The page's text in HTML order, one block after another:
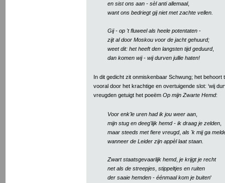
en sist ons aan - sèl anti allemaal,
want ons bedriegt gij niet met zachte vellen.
Gij - op 't fluweel als heele potentaten-
zijt al door Moskou voor de jacht gehuurd;
weet dit: het heeft den langsten tijd geduurd,
dan komen wij - wij durven jullie haten!
In dit gedicht zit onmiskenbaar Schwung; het behoort
vooral door het krachtige en overtuigende slot: ‘wij
vreugden getuigt het poeëm Op mijn Zwarte Hemd:
Voor enk'le uren had ik jou weer aan,
mijn stug en deeg'lijk hemd - ik draag je zelden,
maar steeds met fiere vreugd, als 'k mij ga
wanneer de Leider zijn appèl laat staan.
Zwart staatsgevaarlijk hemd, je krijgt je recht
net als de streepjes, stippeltjes en ruiten
der saaie hemden - éénmaal kom je buiten'